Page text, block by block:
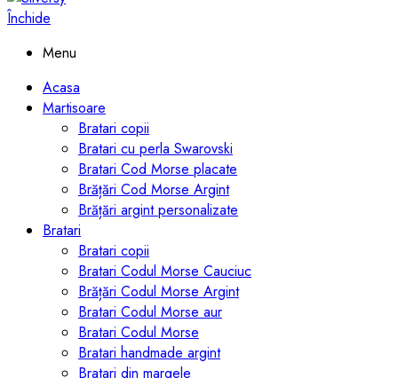
Închide
Menu
Acasa
Martisoare
Bratari copii
Bratari cu perla Swarovski
Bratari Cod Morse placate
Brățări Cod Morse Argint
Brățări argint personalizate
Bratari
Bratari copii
Bratari Codul Morse Cauciuc
Brățări Codul Morse Argint
Bratari Codul Morse aur
Bratari Codul Morse
Bratari handmade argint
Bratari din margele